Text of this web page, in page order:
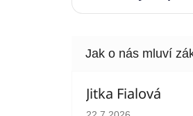
Jitka Fialová
Hodnocení obchodu